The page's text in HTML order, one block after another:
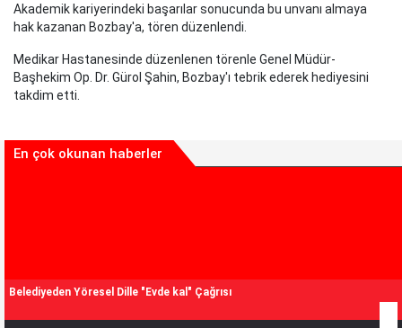
Akademik kariyerindeki başarılar sonucunda bu unvanı almaya
hak kazanan Bozbay'a, tören düzenlendi.
Medikar Hastanesinde düzenlenen törenle Genel Müdür-
Başhekim Op. Dr. Gürol Şahin, Bozbay'ı tebrik ederek hediyesini
takdim etti.
En çok okunan haberler
Belediyeden Yöresel Dille "Evde kal" Çağrısı